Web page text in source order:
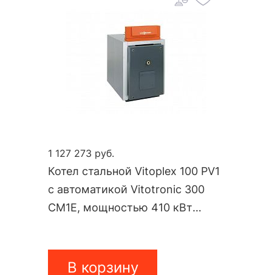
1 127 273 руб.
Котел стальной Vitoplex 100 PV1
с автоматикой Vitotronic 300
CM1E, мощностью 410 кВт
В корзину